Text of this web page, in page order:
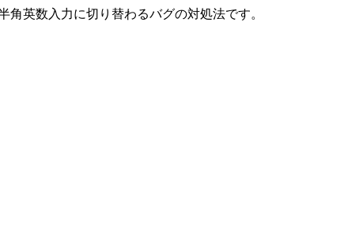
英数入力に切り替わるバグの対処法です。